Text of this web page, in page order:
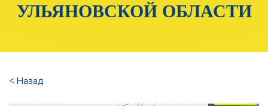
УЛЬЯНОВСКОЙ ОБЛАСТИ
< Назад